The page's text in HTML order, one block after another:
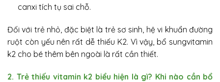
canxi tích tụ sai chỗ.
Đối với trẻ nhỏ, đặc biệt là trẻ sơ sinh, hệ vi khuẩn đường
ruột còn yếu nên rất dễ thiếu K2. Vì vậy, bổ sungvitamin
k2 cho bé thêm bên ngoài là rất cần thiết.
2. Trẻ thiếu vitamin k2 biểu hiện là gì? Khi nào cần bổ